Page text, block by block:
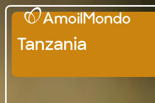
Tanzania